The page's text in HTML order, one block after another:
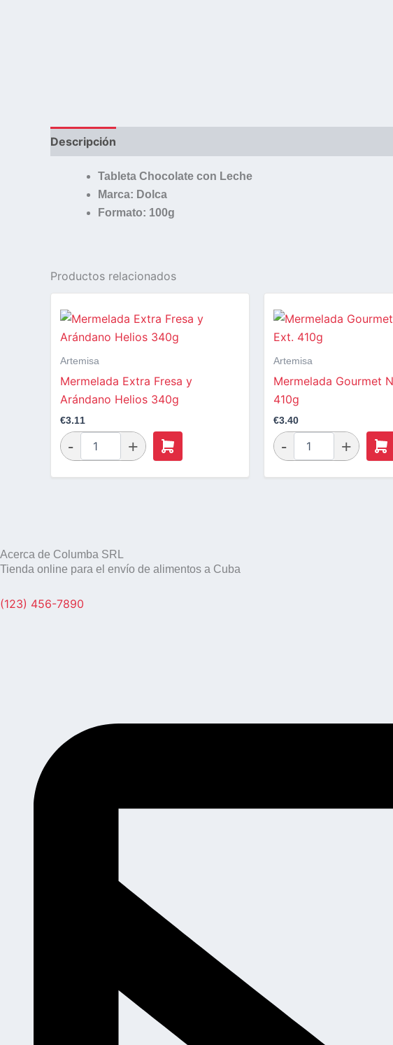
Descripción
Tableta Chocolate con Leche
Marca: Dolca
Formato: 100g
Productos relacionados
Artemisa
Mermelada Extra Fresa y
Arándano Helios 340g
€3.11
Artemisa
Mermelada Gourmet
410g
€3.40
Acerca de Columba SRL
Tienda online para el envío de alimentos a Cuba
(123) 456-7890